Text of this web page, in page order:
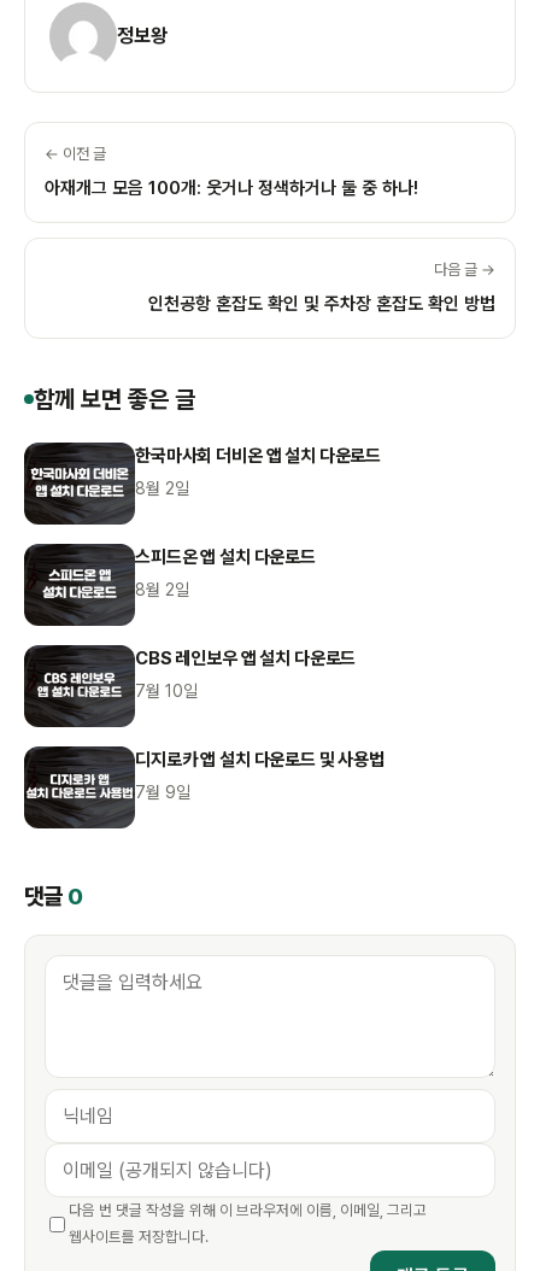
정보왕
← 이전 글
아재개그 모음 100개: 웃거나 정색하거나 둘 중 하나!
다음 글 →
인천공항 혼잡도 확인 및 주차장 혼잡도 확인 방법
함께 보면 좋은 글
한국마사회 더비온 앱 설치 다운로드
8월 2일
스피드온 앱 설치 다운로드
8월 2일
CBS 레인보우 앱 설치 다운로드
7월 10일
디지로카 앱 설치 다운로드 및 사용법
7월 9일
댓글 0
다음 번 댓글 작성을 위해 이 브라우저에 이름, 이메일, 그리고
웹사이트를 저장합니다.